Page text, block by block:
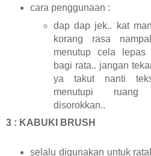
cara penggunaan :
dap dap jek.. kat
korang rasa
menutup cela
bagi rata.. jangan
ya takut nanti
menutupi
disorokkan..
3 : KABUKI BRUSH
selalu digunakan untuk